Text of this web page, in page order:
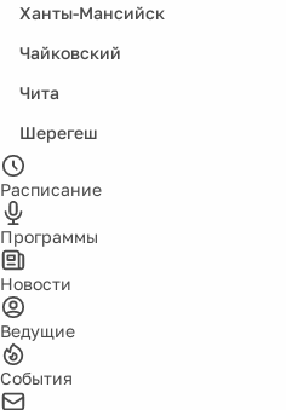
Ханты-Мансийск
Чайковский
Чита
Шерегеш
Расписание
Программы
Новости
Ведущие
События